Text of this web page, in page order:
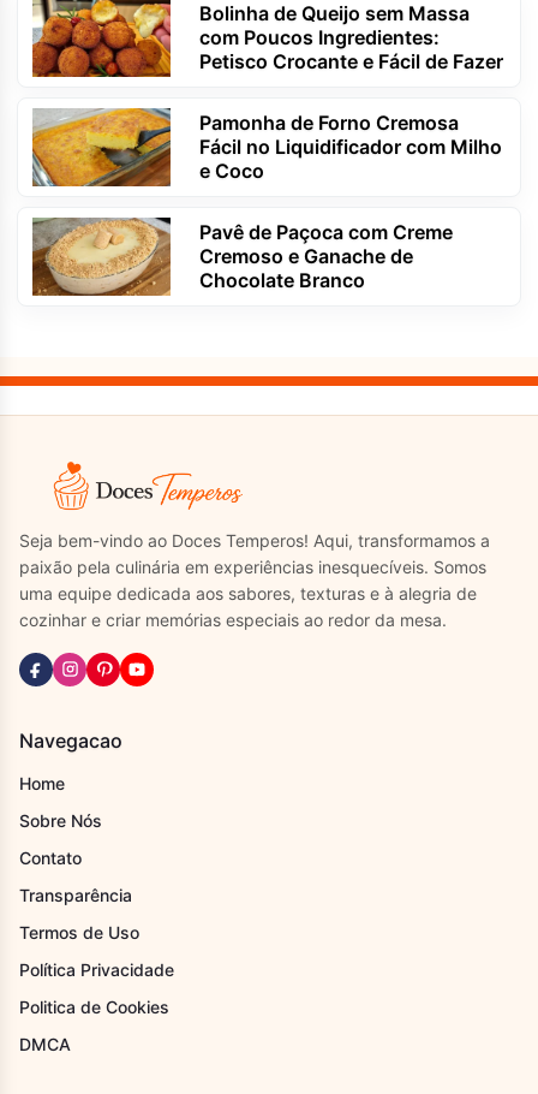
Bolinha de Queijo sem Massa
com Poucos Ingredientes:
Petisco Crocante e Fácil de Fazer
Pamonha de Forno Cremosa
Fácil no Liquidificador com Milho
e Coco
Pavê de Paçoca com Creme
Cremoso e Ganache de
Chocolate Branco
Seja bem-vindo ao Doces Temperos! Aqui, transformamos a
paixão pela culinária em experiências inesquecíveis. Somos
uma equipe dedicada aos sabores, texturas e à alegria de
cozinhar e criar memórias especiais ao redor da mesa.
Navegacao
Home
Sobre Nós
Contato
Transparência
Termos de Uso
Política Privacidade
Politica de Cookies
DMCA